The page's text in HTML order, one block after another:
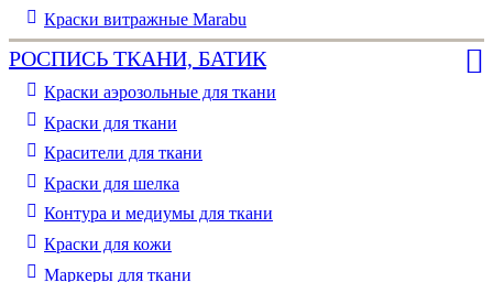
Краски витражные Marabu
РОСПИСЬ ТКАНИ, БАТИК
Краски аэрозольные для ткани
Краски для ткани
Красители для ткани
Краски для шелка
Контура и медиумы для ткани
Краски для кожи
Маркеры для ткани